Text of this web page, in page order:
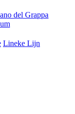
del Grappa
Lineke Lijn